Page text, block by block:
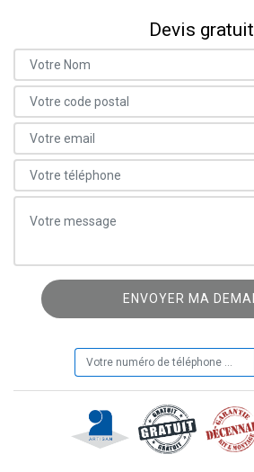
Devis gratuit